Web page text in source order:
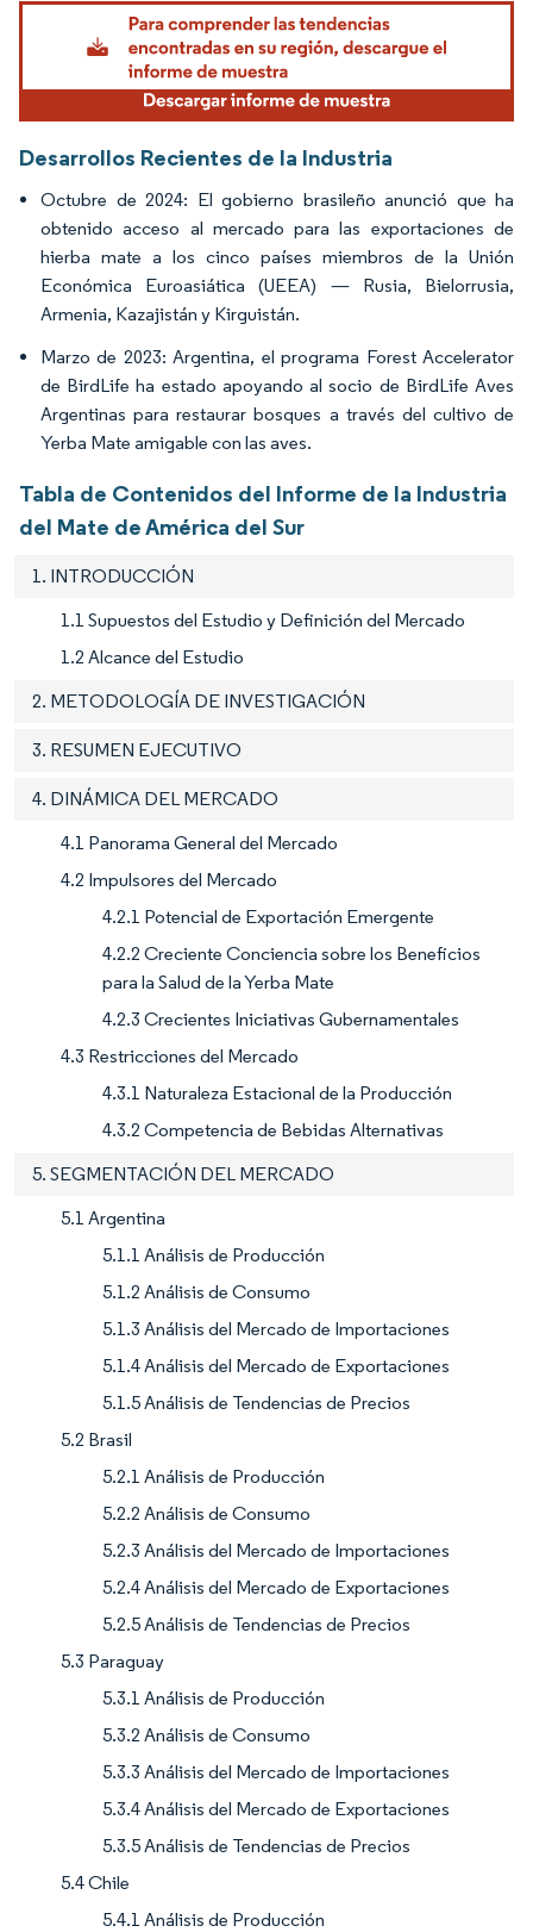
Imagen © Mordor Intelligence. El uso requiere atribución según CC BY 4.0.
Desarrollos Recientes de la Industria
Octubre de 2024: El gobierno brasileño anunció que ha
obtenido acceso al mercado para las exportaciones de
hierba mate a los cinco países miembros de la Unión
Económica Euroasiática (UEEA) — Rusia, Bielorrusia,
Armenia, Kazajistán y Kirguistán.
Marzo de 2023: Argentina, el programa Forest Accelerator
de BirdLife ha estado apoyando al socio de BirdLife Aves
Argentinas para restaurar bosques a través del cultivo de
Yerba Mate amigable con las aves.
Tabla de Contenidos del Informe de la Industria
del Mate de América del Sur
1. INTRODUCCIÓN
1.1 Supuestos del Estudio y Definición del Mercado
1.2 Alcance del Estudio
2. METODOLOGÍA DE INVESTIGACIÓN
3. RESUMEN EJECUTIVO
4. DINÁMICA DEL MERCADO
4.1 Panorama General del Mercado
4.2 Impulsores del Mercado
4.2.1 Potencial de Exportación Emergente
4.2.2 Creciente Conciencia sobre los Beneficios
para la Salud de la Yerba Mate
4.2.3 Crecientes Iniciativas Gubernamentales
4.3 Restricciones del Mercado
4.3.1 Naturaleza Estacional de la Producción
4.3.2 Competencia de Bebidas Alternativas
5. SEGMENTACIÓN DEL MERCADO
5.1 Argentina
5.1.1 Análisis de Producción
5.1.2 Análisis de Consumo
5.1.3 Análisis del Mercado de Importaciones
5.1.4 Análisis del Mercado de Exportaciones
5.1.5 Análisis de Tendencias de Precios
5.2 Brasil
5.2.1 Análisis de Producción
5.2.2 Análisis de Consumo
5.2.3 Análisis del Mercado de Importaciones
5.2.4 Análisis del Mercado de Exportaciones
5.2.5 Análisis de Tendencias de Precios
5.3 Paraguay
5.3.1 Análisis de Producción
5.3.2 Análisis de Consumo
5.3.3 Análisis del Mercado de Importaciones
5.3.4 Análisis del Mercado de Exportaciones
5.3.5 Análisis de Tendencias de Precios
5.4 Chile
5.4.1 Análisis de Producción